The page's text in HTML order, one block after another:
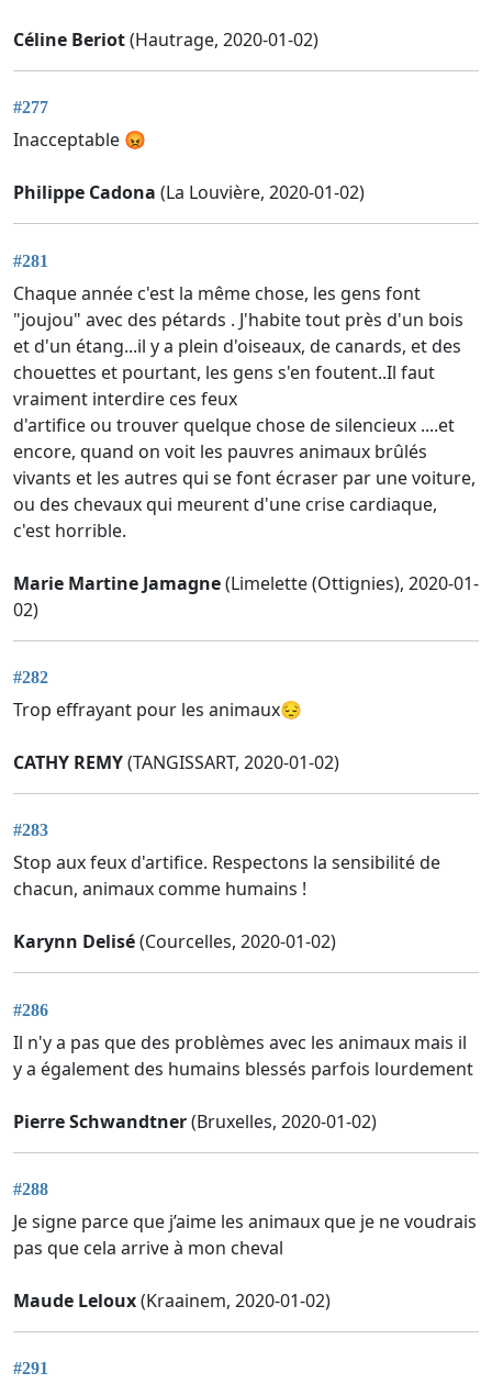
Céline Beriot(Hautrage, 2020-01-02)
#277
Inacceptable 😡
Philippe Cadona (La Louvière, 2020-01-02)
#281
Chaque année c'est la même chose, les gens font
"joujou" avec des pétards . J'habite tout près d'un bois
et d'un étang...il y a plein d'oiseaux, de canards, et des
chouettes et pourtant, les gens s'en foutent..Il faut
vraiment interdire ces feux
d'artifice ou trouver quelque chose de silencieux ....et
encore, quand on voit les pauvres animaux brûlés
vivants et les autres qui se font écraser par une voiture,
ou des chevaux qui meurent d'une crise cardiaque,
c'est horrible.
Marie Martine Jamagne(Limelette (Ottignies), 2020-01-
02)
#282
Trop effrayant pour les animaux😔
CATHY REMY(TANGISSART, 2020-01-02)
#283
Stop aux feux d'artifice. Respectons la sensibilité de
chacun, animaux comme humains !
Karynn Delisé(Courcelles, 2020-01-02)
#286
Il n'y a pas que des problèmes avec les animaux mais il
y a également des humains blessés parfois lourdement
Pierre Schwandtner(Bruxelles, 2020-01-02)
#288
Je signe parce que j’aime les animaux que je ne voudrais
pas que cela arrive à mon cheval
Maude Leloux(Kraainem, 2020-01-02)
#291